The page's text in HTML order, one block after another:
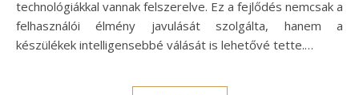
technológiákkal vannak felszerelve. Ez a fejlődés nemcsak a
felhasználói élmény javulását szolgálta, hanem a
készülékek intelligensebbé válását is lehetővé tette.…